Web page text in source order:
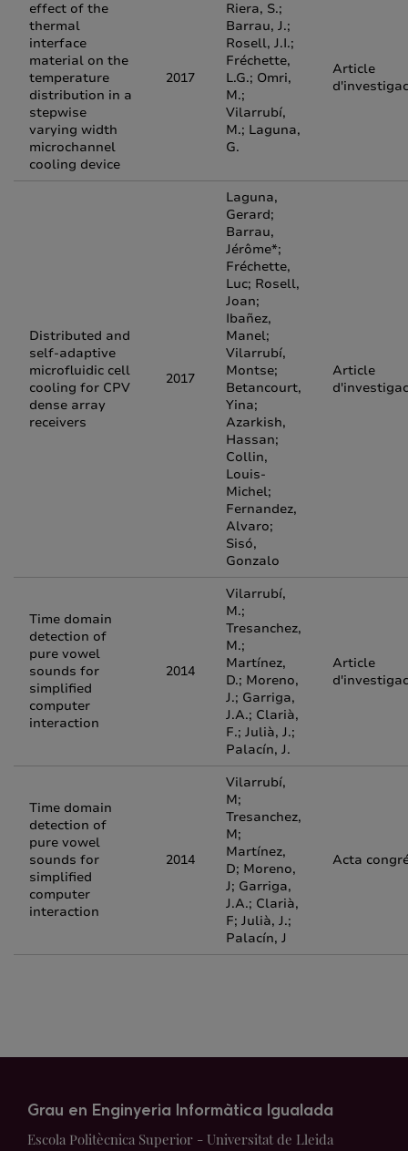
effect of the
thermal
interface
material on the
temperature
distribution in a
stepwise
varying width
microchannel
cooling device
2017
Riera, S.;
Barrau, J.;
Rosell, J.I.;
Fréchette,
L.G.; Omri,
M.;
Vilarrubí,
M.; Laguna,
G.
Article
Distributed and
self-adaptive
microfluidic cell
cooling for CPV
dense array
receivers
2017
Laguna,
Gerard;
Barrau,
Jérôme*;
Fréchette,
Luc; Rosell,
Joan;
Ibañez,
Manel;
Vilarrubí,
Montse;
Betancourt,
Yina;
Azarkish,
Hassan;
Collin,
Louis-
Michel;
Fernandez,
Alvaro;
Sisó,
Gonzalo
Article
Time domain
detection of
pure vowel
sounds for
simplified
computer
interaction
2014
Vilarrubí,
M.;
Tresanchez,
M.;
Martínez,
D.; Moreno,
J.; Garriga,
J.A.; Clarià,
F.; Julià, J.;
Palacín, J.
Article
Time domain
detection of
pure vowel
sounds for
simplified
computer
interaction
2014
Vilarrubí,
M;
Tresanchez,
M;
Martínez,
D; Moreno,
J; Garriga,
J.A.; Clarià,
F; Julià, J.;
Palacín, J
Acta
Grau en Enginyeria Informàtica Igualada
Escola Politècnica Superior - Universitat de Lleida